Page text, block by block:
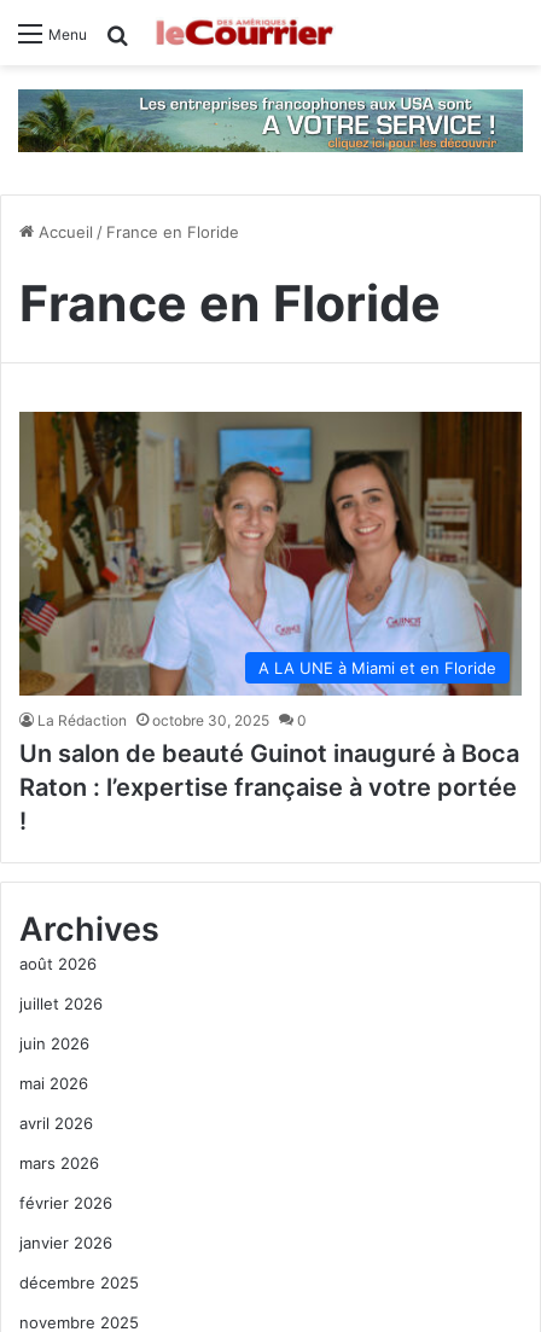
Menu Rechercher
Accueil / France en Floride
France en Floride
A LA UNE à Miami et en Floride
La Rédaction octobre 30, 2025 0
Un salon de beauté Guinot inauguré à Boca
Raton : l’expertise française à votre portée
!
Archives
août 2026
juillet 2026
juin 2026
mai 2026
avril 2026
mars 2026
février 2026
janvier 2026
décembre 2025
novembre 2025